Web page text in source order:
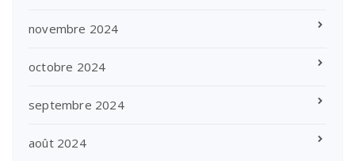
novembre 2024
octobre 2024
septembre 2024
août 2024